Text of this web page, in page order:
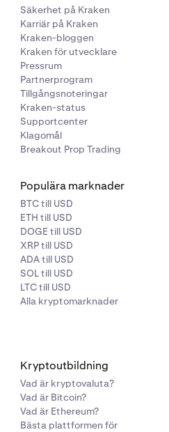
Säkerhet på Kraken
Karriär på Kraken
Kraken-bloggen
Kraken för utvecklare
Pressrum
Partnerprogram
Tillgångsnoteringar
Kraken-status
Supportcenter
Klagomål
Breakout Prop Trading
Populära marknader
BTC till USD
ETH till USD
DOGE till USD
XRP till USD
ADA till USD
SOL till USD
LTC till USD
Alla kryptomarknader
Kryptoutbildning
Vad är kryptovaluta?
Vad är Bitcoin?
Vad är Ethereum?
Bästa plattformen för